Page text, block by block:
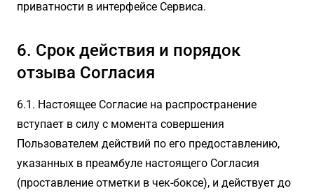
приватности в интерфейсе Сервиса.
6. Срок действия и порядок
отзыва Согласия
6.1. Настоящее Согласие на распространение
вступает в силу с момента совершения
Пользователем действий по его предоставлению,
указанных в преамбуле настоящего Согласия
(проставление отметки в чек-боксе), и действует до